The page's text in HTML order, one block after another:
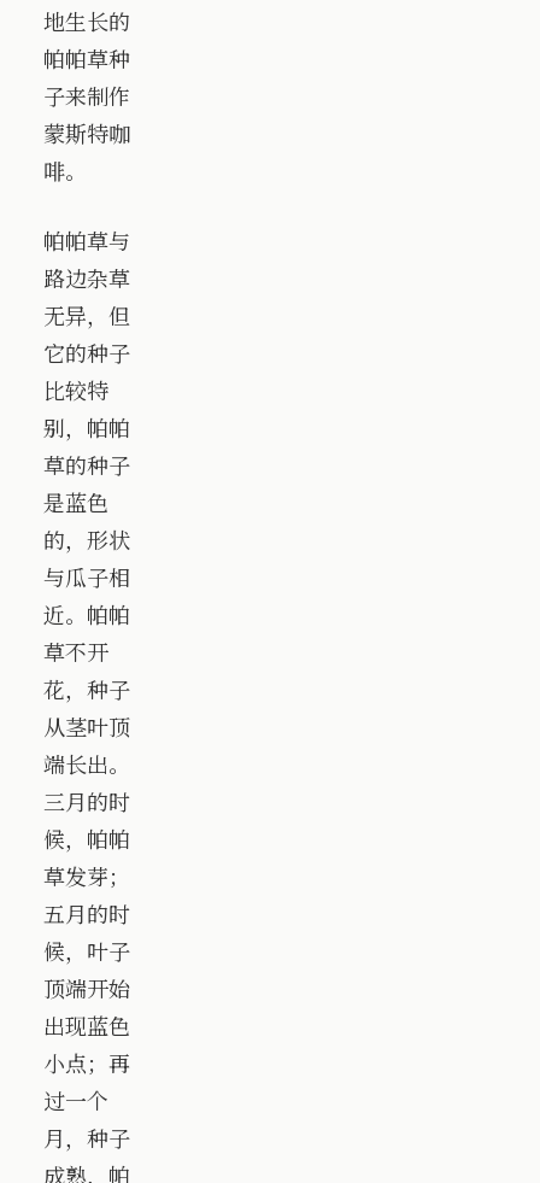
地生长的
帕帕草种
子来制作
蒙斯特咖
啡。
帕帕草与
路边杂草
无异，但
它的种子
比较特
别，帕帕
草的种子
是蓝色
的，形状
与瓜子相
近。帕帕
草不开
花，种子
从茎叶顶
端长出。
三月的时
候，帕帕
草发芽；
五月的时
候，叶子
顶端开始
出现蓝色
小点；再
过一个
月，种子
成熟，帕